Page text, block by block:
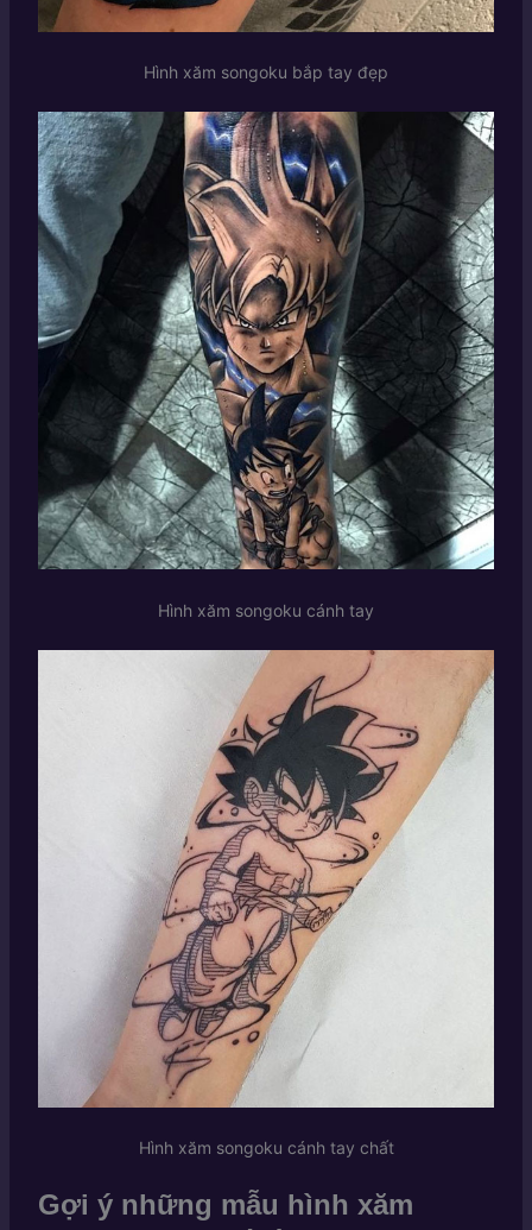
Hình xăm songoku bắp tay đẹp
Hình xăm songoku cánh tay
Hình xăm songoku cánh tay chất
Gợi ý những mẫu hình xăm